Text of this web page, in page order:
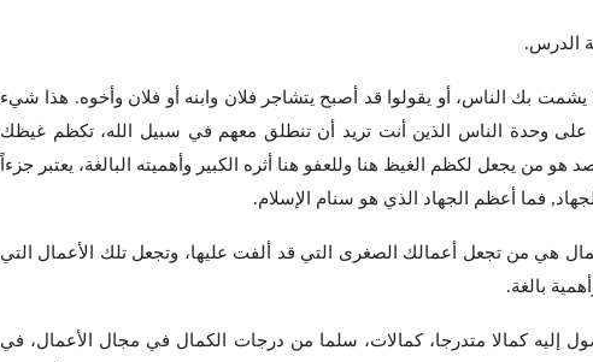
الدرس.
بك الناس، أو يقولوا قد أصبح يتشاجر فلان وابنه أو فلان وأخوه. هذا شيء
وحدة الناس الذين أنت تريد أن تنطلق معهم في سبيل الله، تكظم غيظك
يجعل لكظم الغيظ هنا وللعفو هنا أثره الكبير وأهميته البالغة، يعتبر جزءاً
فما أعظم الجهاد الذي هو سنام الإسلام.
هي من تجعل أعمالك الصغرى التي قد ألفت عليها، وتجعل تلك الأعمال التي
بالغة.
إليه كمالا متدرجا، كمالات، سلما من درجات الكمال في مجال الأعمال، في